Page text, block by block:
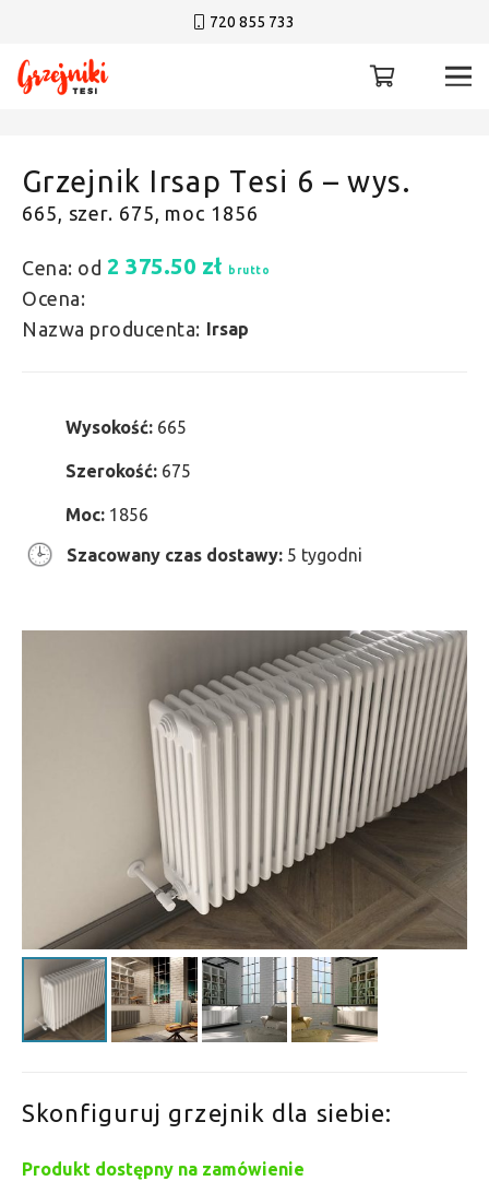
720 855 733
Grzejnik Irsap Tesi 6 – wys.
665, szer. 675, moc 1856
Cena: od 2 375.50 zł brutto
Ocena:
Nazwa producenta: Irsap
Wysokość: 665
Szerokość: 675
Moc: 1856
Szacowany czas dostawy: 5 tygodni
Skonfiguruj grzejnik dla siebie:
Produkt dostępny na zamówienie